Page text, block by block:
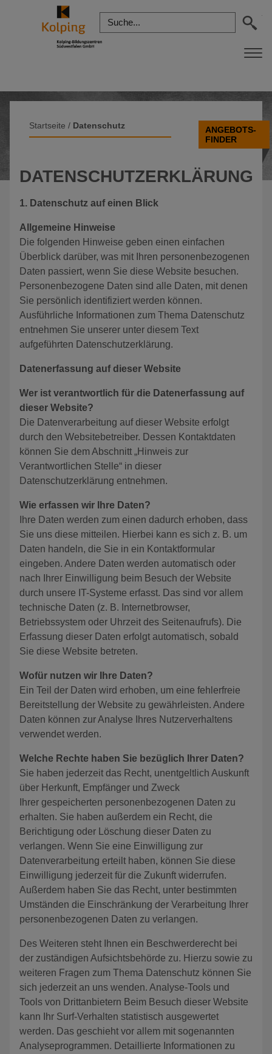
Startseite / Datenschutz
ANGEBOTS-
FINDER
DATENSCHUTZERKLÄRUNG
1. Datenschutz auf einen Blick
Allgemeine Hinweise
Die folgenden Hinweise geben einen einfachen
Überblick darüber, was mit Ihren personenbezogenen
Daten passiert, wenn Sie diese Website besuchen.
Personenbezogene Daten sind alle Daten, mit denen
Sie persönlich identifiziert werden können.
Ausführliche Informationen zum Thema Datenschutz
entnehmen Sie unserer unter diesem Text
aufgeführten Datenschutzerklärung.
Datenerfassung auf dieser Website
Wer ist verantwortlich für die Datenerfassung auf
dieser Website?
Die Datenverarbeitung auf dieser Website erfolgt
durch den Websitebetreiber. Dessen Kontaktdaten
können Sie dem Abschnitt „Hinweis zur
Verantwortlichen Stelle“ in dieser
Datenschutzerklärung entnehmen.
Wie erfassen wir Ihre Daten?
Ihre Daten werden zum einen dadurch erhoben, dass
Sie uns diese mitteilen. Hierbei kann es sich z. B. um
Daten handeln, die Sie in ein Kontaktformular
eingeben. Andere Daten werden automatisch oder
nach Ihrer Einwilligung beim Besuch der Website
durch unsere IT-Systeme erfasst. Das sind vor allem
technische Daten (z. B. Internetbrowser,
Betriebssystem oder Uhrzeit des Seitenaufrufs). Die
Erfassung dieser Daten erfolgt automatisch, sobald
Sie diese Website betreten.
Wofür nutzen wir Ihre Daten?
Ein Teil der Daten wird erhoben, um eine fehlerfreie
Bereitstellung der Website zu gewährleisten. Andere
Daten können zur Analyse Ihres Nutzerverhaltens
verwendet werden.
Welche Rechte haben Sie bezüglich Ihrer Daten?
Sie haben jederzeit das Recht, unentgeltlich Auskunft
über Herkunft, Empfänger und Zweck
Ihrer gespeicherten personenbezogenen Daten zu
erhalten. Sie haben außerdem ein Recht, die
Berichtigung oder Löschung dieser Daten zu
verlangen. Wenn Sie eine Einwilligung zur
Datenverarbeitung erteilt haben, können Sie diese
Einwilligung jederzeit für die Zukunft widerrufen.
Außerdem haben Sie das Recht, unter bestimmten
Umständen die Einschränkung der Verarbeitung Ihrer
personenbezogenen Daten zu verlangen.
Des Weiteren steht Ihnen ein Beschwerderecht bei
der zuständigen Aufsichtsbehörde zu. Hierzu sowie zu
weiteren Fragen zum Thema Datenschutz können Sie
sich jederzeit an uns wenden. Analyse-Tools und
Tools von Drittanbietern Beim Besuch dieser Website
kann Ihr Surf-Verhalten statistisch ausgewertet
werden. Das geschieht vor allem mit sogenannten
Analyseprogrammen. Detaillierte Informationen zu